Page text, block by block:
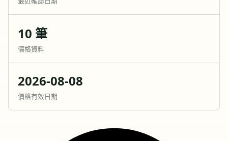
10 筆
價格資料
2026-08-08
價格有效日期